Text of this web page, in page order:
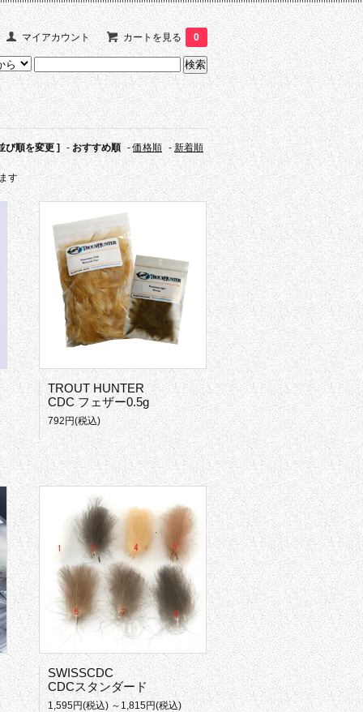
マイアカウント カートを見る 0
び順を変更 ] - おすすめ順 -価格順 - 新着順
す
TROUT HUNTER
CDC フェザー0.5g
792円(税込)
SWISSCDC
CDCスタンダード
1,595円(税込) ～1,815円(税込)